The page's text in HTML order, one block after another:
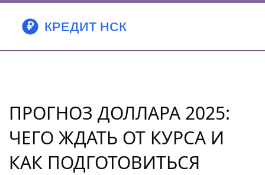
ПРОГНОЗ ДОЛЛАРА 2025:
ЧЕГО ЖДАТЬ ОТ КУРСА И
КАК ПОДГОТОВИТЬСЯ